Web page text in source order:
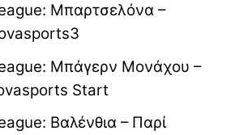
Μπαρτσελόνα –
Μπάγερν Μονάχου –
Start
Βαλένθια – Παρί